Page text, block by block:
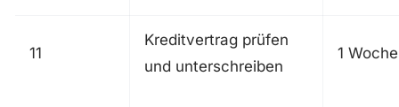
11
Kreditvertrag prüfen
und unterschreiben
1 Woche